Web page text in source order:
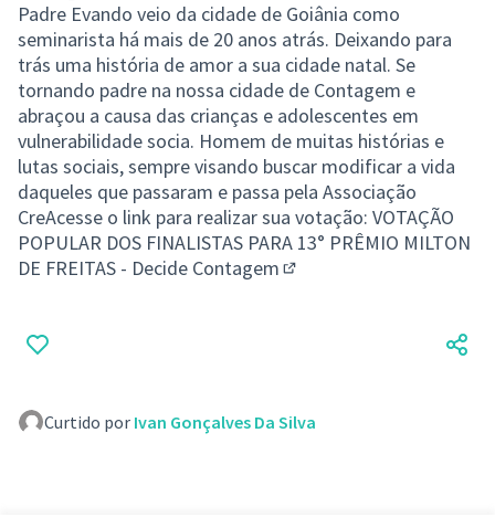
Padre Evando veio da cidade de Goiânia como
seminarista há mais de 20 anos atrás. Deixando para
trás uma história de amor a sua cidade natal. Se
tornando padre na nossa cidade de Contagem e
abraçou a causa das crianças e adolescentes em
vulnerabilidade socia. Homem de muitas histórias e
lutas sociais, sempre visando buscar modificar a vida
daqueles que passaram e passa pela Associação
CreAcesse o link para realizar sua votação: VOTAÇÃO
POPULAR DOS FINALISTAS PARA 13° PRÊMIO MILTON
DE FREITAS - Decide Contagem
Curtido por Ivan Gonçalves Da Silva